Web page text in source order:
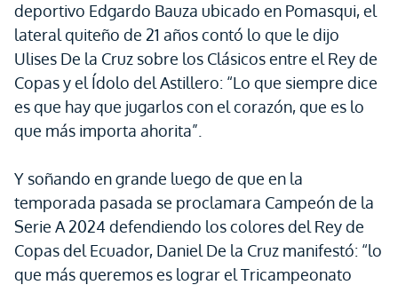
deportivo Edgardo Bauza ubicado en Pomasqui, el
lateral quiteño de 21 años contó lo que le dijo
Ulises De la Cruz sobre los Clásicos entre el Rey de
Copas y el Ídolo del Astillero: “Lo que siempre dice
es que hay que jugarlos con el corazón, que es lo
que más importa ahorita”.
Y soñando en grande luego de que en la
temporada pasada se proclamara Campeón de la
Serie A 2024 defendiendo los colores del Rey de
Copas del Ecuador, Daniel De la Cruz manifestó: “lo
que más queremos es lograr el Tricampeonato